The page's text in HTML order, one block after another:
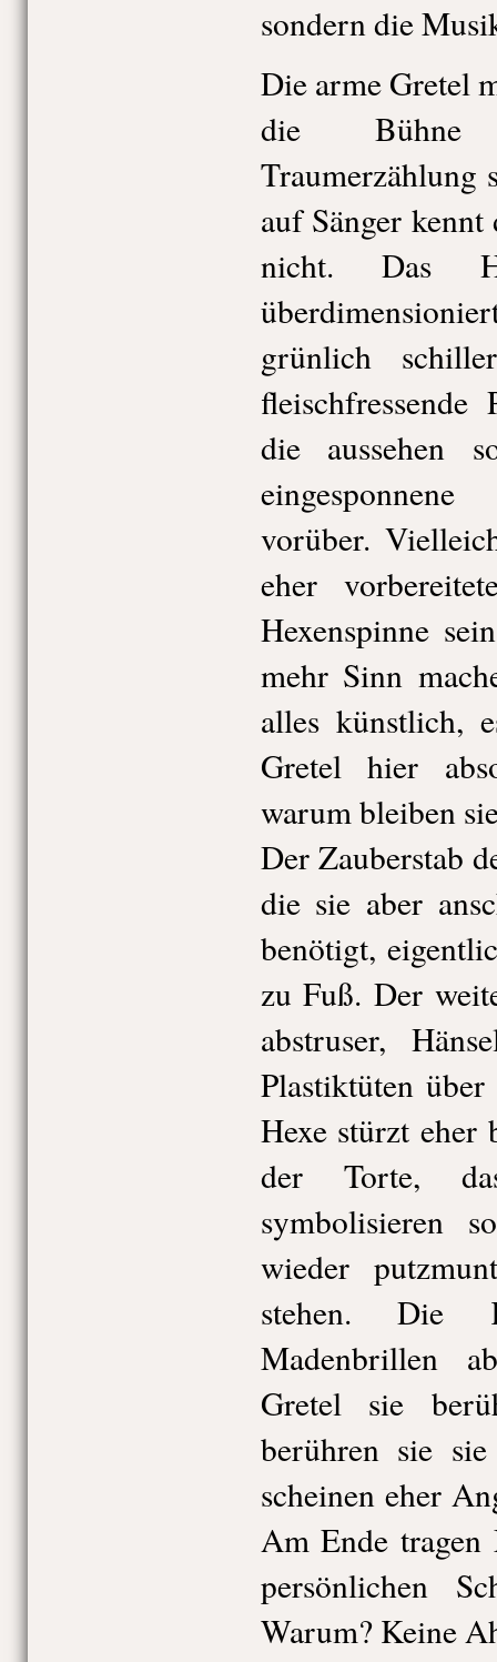
sondern die
Die arme Gretel
die Bühne
Traumerzählung
auf Sänger kennt
nicht. Das
grünlich
die aussehen
vorüber.
eher
Hexenspinne
mehr Sinn
alles künstlich,
Gretel hier
warum bleiben
Der Zauberstab
die sie aber
benötigt,
zu Fuß. Der
abstruser,
Plastiktüten
Hexe stürzt
der Torte,
symbolisieren
wieder
stehen. Die
Madenbrillen
Gretel sie
berühren sie
scheinen eher
Am Ende
persönlichen
Warum? Keine